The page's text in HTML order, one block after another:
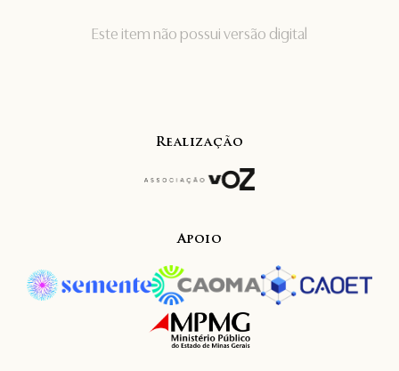
Este item não possui versão digital
Realização
Apoio